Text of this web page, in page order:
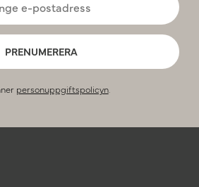
PRENUMERERA
personuppgiftspolicyn.